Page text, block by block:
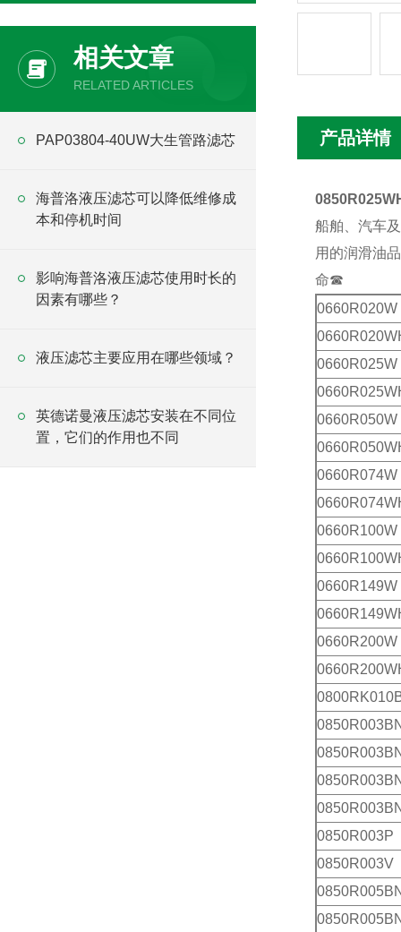
相关文章
RELATED ARTICLES
PAP03804-40UW大生管路滤芯
海普洛液压滤芯可以降低维修成
本和停机时间
影响海普洛液压滤芯使用时长的
因素有哪些？
液压滤芯主要应用在哪些领域？
英德诺曼液压滤芯安装在不同位
置，它们的作用也不同
产品详情
船舶、汽车
用的润滑油
命☎
0660R020W
0660R025W
0660R050W
0660R074W
0660R100W
0660R149W
0660R200W
0850R003P
0850R003V